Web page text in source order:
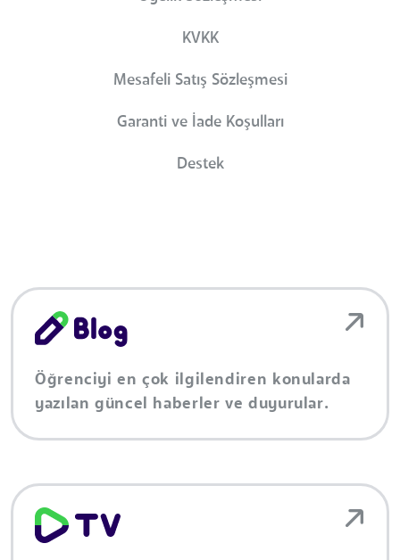
KVKK
Mesafeli Satış Sözleşmesi
Garanti ve İade Koşulları
Destek
Öğrenciyi en çok ilgilendiren konularda
yazılan güncel haberler ve duyurular.